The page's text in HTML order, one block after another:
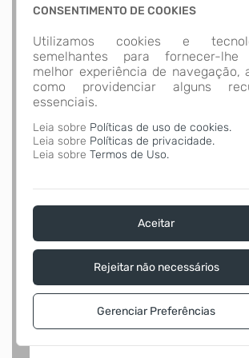
CONSENTIMENTO DE COOKIES
Utilizamos cookies e
semelhantes para fornecer-lhe
melhor experiência de navegação,
como providenciar alguns
essenciais.
Leia sobre Políticas de uso de cookies.
Leia sobre Políticas de privacidade.
Leia sobre Termos de Uso.
Aceitar
Rejeitar não necessários
Gerenciar Preferências
Nota Nacional
Iniciando em 01/01/2026
a obrigatoriedade de
Ambiente de Dados
de Serviço Eletrônicas
entraram em vigor
acesse o link abaixo e saiba
Autoatendimento - MUNICÍPIO
A página não foi
encontrada!
Desculpe, a página que você
Voltar para o início